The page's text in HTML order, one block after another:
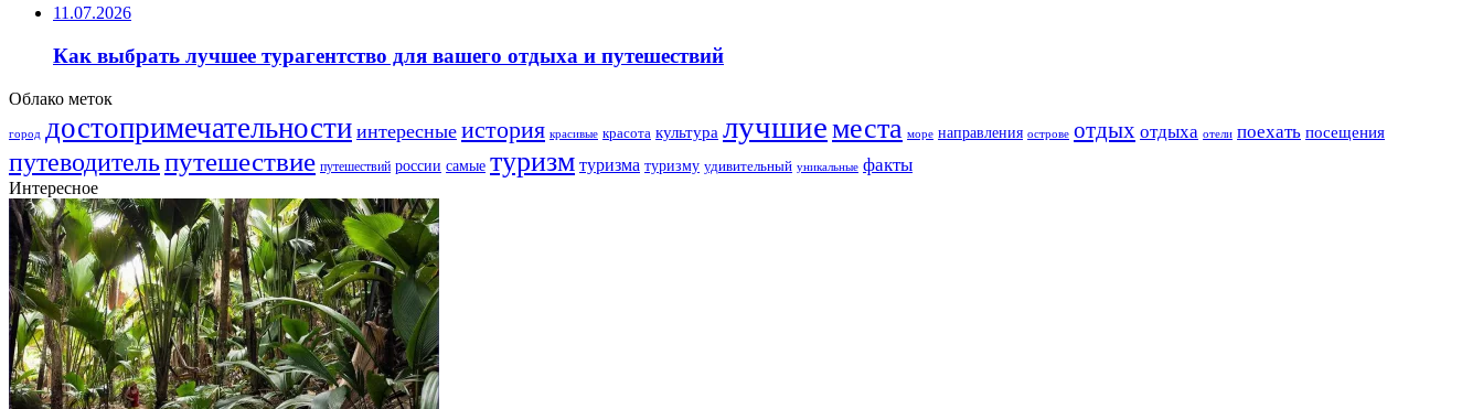
11.07.2026
Как выбрать лучшее турагентство для вашего отдыха и путешествий
Облако меток
город достопримечательности интересные история красивые красота культура лучшиеместа море направления острове отдых отдыха отели поехать посещения
путеводительпутешествие путешествий россии самые туризм туризма туризму удивительный уникальные факты
Интересное